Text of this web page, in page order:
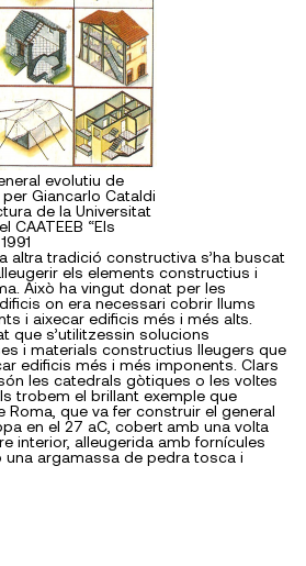
evolutiu de
Giancarlo Cataldi
de la Universitat
CAATEEB “Els
altra tradició constructiva s’ha buscat
els elements constructius i
Això ha vingut donat per les
on era necessari cobrir llums
i aixecar edificis més i més alts.
que s’utilitzessin solucions
i materials constructius lleugers que
edificis més i més imponents. Clars
les catedrals gòtiques o les voltes
trobem el brillant exemple que
Roma, que va fer construir el general
en el 27 aC, cobert amb una volta
interior, alleugerida amb fornícules
argamassa de pedra tosca i